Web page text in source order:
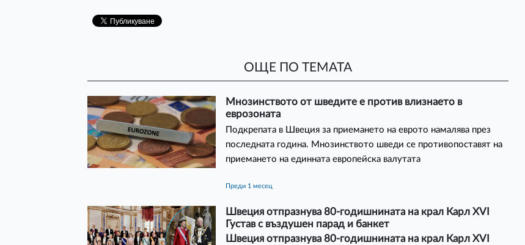
ОЩЕ ПО ТЕМАТА
Мнозинството от шведите е против влизнаето в
еврозоната
Подкрепата в Швеция за приемането на еврото намалява през
последната година. Мнозинството шведи се противопоставят на
приемането на единната европейска валутата
преди 1 месец
Швеция отпразнува 80-годишнината на крал Карл XVI
Густав с въздушен парад и банкет
Швеция отпразнува 80-годишнината на крал Карл XVI